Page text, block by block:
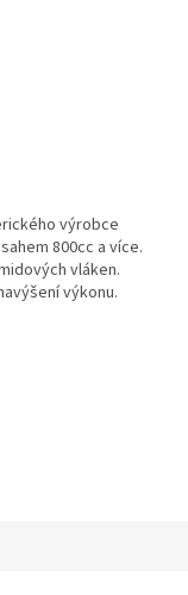
výrobce
800cc a více.
vláken.
výkonu.